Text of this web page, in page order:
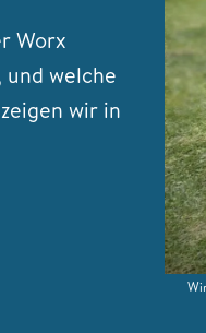
Worx
und welche
wir in